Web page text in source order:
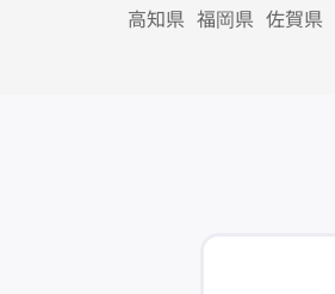
高知県 福岡県 佐賀県